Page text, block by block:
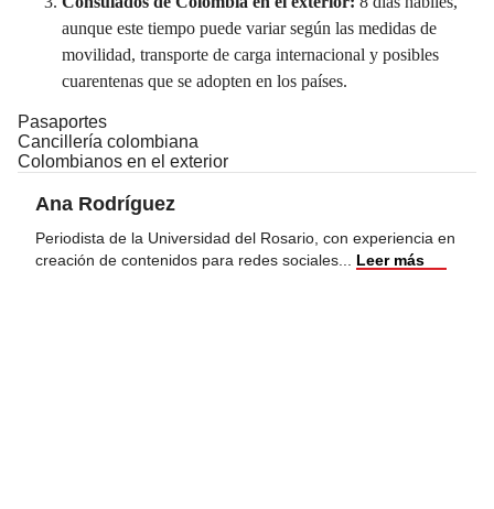
aunque este tiempo puede variar según las medidas de
movilidad, transporte de carga internacional y posibles
cuarentenas que se adopten en los países.
Pasaportes
Cancillería colombiana
Colombianos en el exterior
Ana Rodríguez
Periodista de la Universidad del Rosario, con experiencia en
creación de contenidos para redes sociales
Leer más